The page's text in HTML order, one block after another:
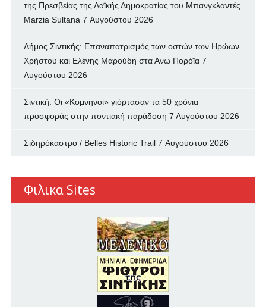
της Πρεσβείας της Λαϊκής Δημοκρατίας του Μπανγκλαντές
Marzia Sultana 7 Αυγούστου 2026
Δήμος Σιντικής: Επαναπατρισμός των oστών των Ηρώων
Χρήστου και Ελένης Μαρούδη στα Ανω Πορόϊα 7
Αυγούστου 2026
Σιντική: Οι «Κομνηνοί» γιόρτασαν τα 50 χρόνια
προσφοράς στην ποντιακή παράδοση 7 Αυγούστου 2026
Σιδηρόκαστρο / Belles Historic Trail 7 Αυγούστου 2026
Φιλικα Sites